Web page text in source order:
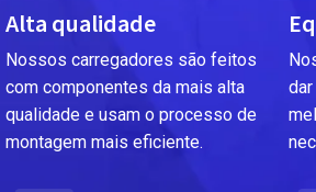
Alta qualidade
Nossos carregadores são feitos
com componentes da mais alta
qualidade e usam o processo de
montagem mais eficiente.